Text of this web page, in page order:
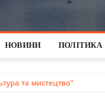
НОВИНИ ПОЛІТИКА
та мистецтво"